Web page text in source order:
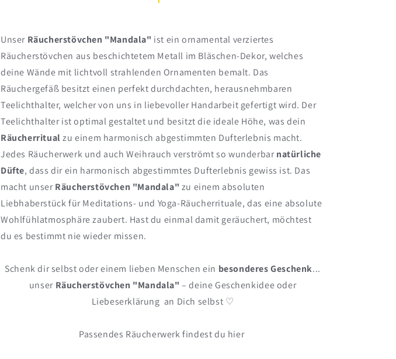
Unser Räucherstövchen "Mandala" ist ein ornamental verziertes
Räucherstövchen aus beschichtetem Metall im Bläschen-Dekor, welches
deine Wände mit lichtvoll strahlenden Ornamenten bemalt. Das
Räuchergefäß besitzt einen perfekt durchdachten, herausnehmbaren
Teelichthalter, welcher von uns in liebevoller Handarbeit gefertigt wird. Der
Teelichthalter ist optimal gestaltet und besitzt die ideale Höhe, was dein
Räucherritualzu einem harmonisch abgestimmten Dufterlebnis macht.
Jedes Räucherwerk und auch Weihrauch verströmt so wunderbarnatürliche
Düfte, dass dir ein harmonisch abgestimmtes Dufterlebnis gewiss ist. Das
macht unserRäucherstövchen "Mandala" zu einem absoluten
Liebhaberstück für Meditations- und Yoga-Räucherrituale, das eine absolute
Wohlfühlatmosphäre zaubert. Hast du einmal damit geräuchert, möchtest
du es bestimmt nie wieder missen.
Schenk dir selbst oder einem lieben Menschen ein besonderes Geschenk...
unser Räucherstövchen "Mandala" – deine Geschenkidee oder
Liebeserklärung an Dich selbst ♡
Passendes Räucherwerk findest du hier